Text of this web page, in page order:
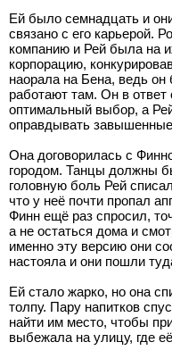
Ей было семнадцать и
связано с его карьерой.
компанию и Рей была на
корпорацию,
наорала на Бена, ведь
работают там. Он в ответ
оптимальный выбор, а
оправдывать
Она договорилась с
городом. Танцы должны
головную боль Рей
что у неё почти пропал
Финн ещё раз спросил,
а не остаться дома и
именно эту версию они
настояла и они пошли
Ей стало жарко, но она
толпу. Пару напитков
найти им место, чтобы
выбежала на улицу, где